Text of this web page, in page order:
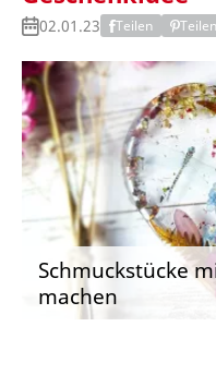
02.01.23 Teilen Teilen
Schmuckstücke
machen